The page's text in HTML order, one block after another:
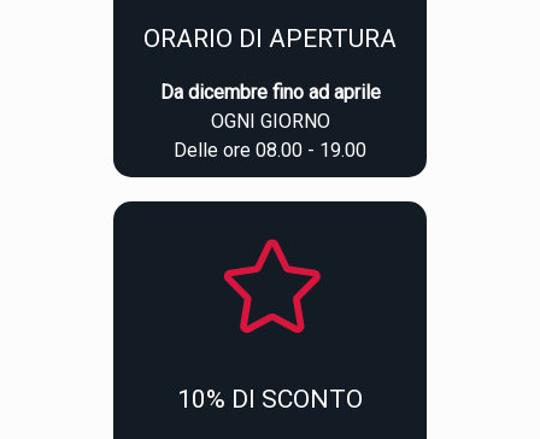
ORARIO DI APERTURA
Da dicembre fino ad aprile
OGNI GIORNO
Delle ore 08.00 - 19.00
10% DI SCONTO